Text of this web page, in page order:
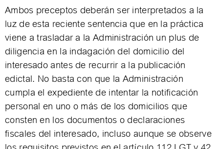
Ambos preceptos deberán ser interpretados a la
luz de esta reciente sentencia que en la práctica
viene a trasladar a la Administración un plus de
diligencia en la indagación del domicilio del
interesado antes de recurrir a la publicación
edictal. No basta con que la Administración
cumpla el expediente de intentar la notificación
personal en uno o más de los domicilios que
consten en los documentos o declaraciones
fiscales del interesado, incluso aunque se observe